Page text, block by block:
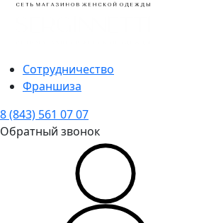
Сотрудничество
Франшиза
8 (843) 561 07 07
Обратный звонок